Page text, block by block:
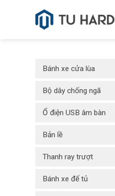
Bánh xe cửa lùa
Bộ dây chống ngã
Ổ điện USB âm bàn
Bản lề
Thanh ray trượt
Bánh xe đế tủ